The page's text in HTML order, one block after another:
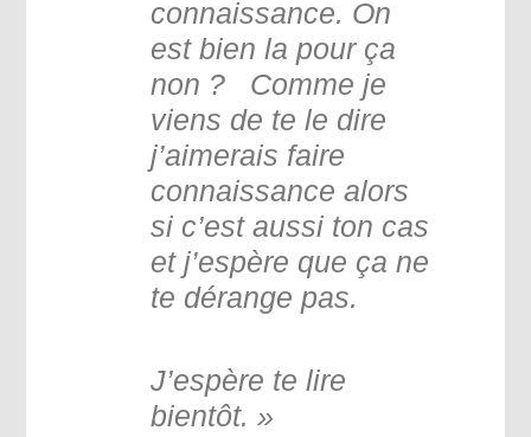
connaissance. On
est bien la pour ça
non ? Comme je
viens de te le dire
j’aimerais faire
connaissance alors
si c’est aussi ton cas
et j’espère que ça ne
te dérange pas.
J’espère te lire
bientôt. »